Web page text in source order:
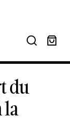
à la française
du
la